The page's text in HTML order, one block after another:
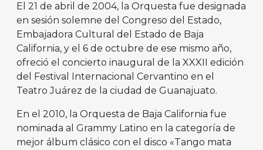
El 21 de abril de 2004, la Orquesta fue designada
en sesión solemne del Congreso del Estado,
Embajadora Cultural del Estado de Baja
California, y el 6 de octubre de ese mismo año,
ofreció el concierto inaugural de la XXXII edición
del Festival Internacional Cervantino en el
Teatro Juárez de la ciudad de Guanajuato.
En el 2010, la Orquesta de Baja California fue
nominada al Grammy Latino en la categoría de
mejor álbum clásico con el disco «Tango mata